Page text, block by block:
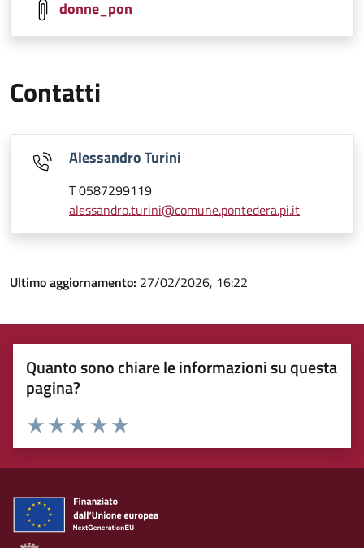
donne_pon
Contatti
Alessandro Turini
T 0587299119
alessandro.turini@comune.pontedera.pi.it
Ultimo aggiornamento: 27/02/2026, 16:22
Quanto sono chiare le informazioni su questa
pagina?
Rating:
Valuta 5 stelle su 5
Valuta 4 stelle su 5
Valuta 3 stelle su 5
Valuta 2 stelle su 5
Valuta 1 stelle su 5